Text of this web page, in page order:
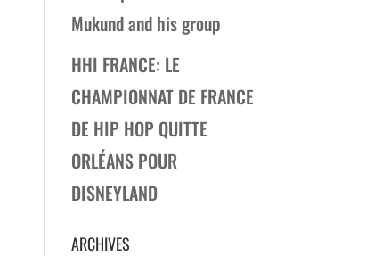
Mukund and his group
HHI FRANCE: LE
CHAMPIONNAT DE FRANCE
DE HIP HOP QUITTE
ORLÉANS POUR
DISNEYLAND
ARCHIVES